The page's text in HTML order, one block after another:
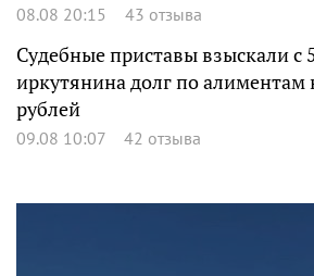
08.08 20:15 43 отзыва
Судебные приставы взыскали с
иркутянина долг по алиментам
рублей
09.08 10:07 42 отзыва